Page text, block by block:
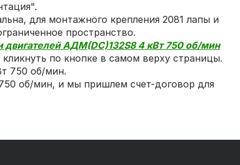
для монтажного крепления 2081 лапы и
пространство.
двигателей АДМ(DC)132S8 4 кВт 750 об/мин
по кнопке в самом верху страницы.
750 об/мин.
об/мин, и мы пришлем счет-договор для